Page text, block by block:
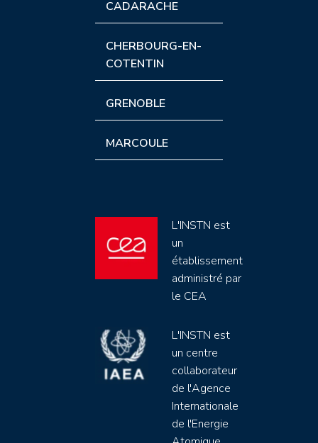
CADARACHE
CHERBOURG-EN-
COTENTIN
GRENOBLE
MARCOULE
L'INSTN est
un
établissement
administré par
le CEA
L'INSTN est
un centre
collaborateur
de l'Agence
Internationale
de l'Energie